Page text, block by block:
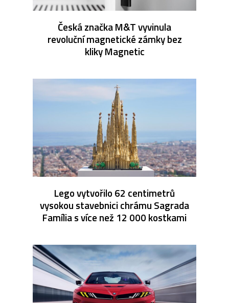
Česká značka M&T vyvinula
revoluční magnetické zámky bez
kliky Magnetic
Lego vytvořilo 62 centimetrů
vysokou stavebnici chrámu Sagrada
Família s více než 12 000 kostkami